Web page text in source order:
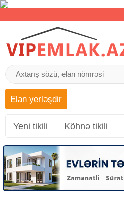
Elan yerləşdir
Yeni tikili Köhnə tikili